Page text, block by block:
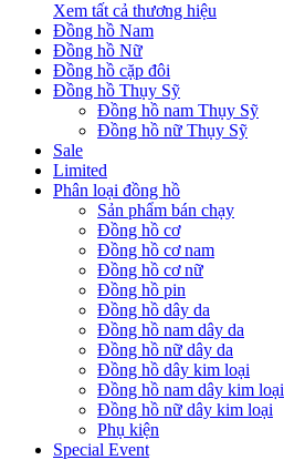
Xem tất cả thương hiệu
Đồng hồ Nam
Đồng hồ Nữ
Đồng hồ cặp đôi
Đồng hồ Thụy Sỹ
Đồng hồ nam Thụy Sỹ
Đồng hồ nữ Thụy Sỹ
Sale
Limited
Phân loại đồng hồ
Sản phẩm bán chạy
Đồng hồ cơ
Đồng hồ cơ nam
Đồng hồ cơ nữ
Đồng hồ pin
Đồng hồ dây da
Đồng hồ nam dây da
Đồng hồ nữ dây da
Đồng hồ dây kim loại
Đồng hồ nam dây kim loại
Đồng hồ nữ dây kim loại
Phụ kiện
Special Event